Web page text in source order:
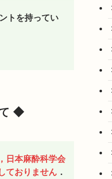
トを持ってい
◆
日本麻酔科学会
ておりません．